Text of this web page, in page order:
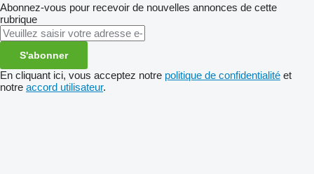
Abonnez-vous pour recevoir de nouvelles annonces de cette
rubrique
S'abonner
En cliquant ici, vous acceptez notre politique de confidentialité et
notre accord utilisateur.